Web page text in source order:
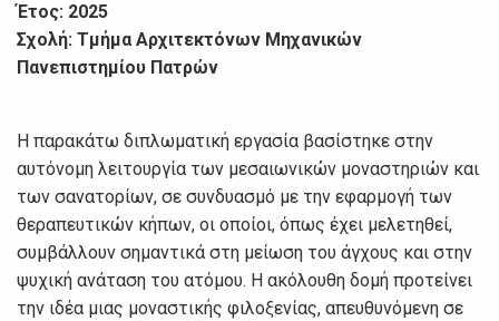
Έτος: 2025
Σχολή: Τμήμα Αρχιτεκτόνων Μηχανικών
Πανεπιστημίου Πατρών
Η παρακάτω διπλωματική εργασία βασίστηκε στην
αυτόνομη λειτουργία των μεσαιωνικών μοναστηριών και
των σανατορίων, σε συνδυασμό με την εφαρμογή των
θεραπευτικών κήπων, οι οποίοι, όπως έχει μελετηθεί,
συμβάλλουν σημαντικά στη μείωση του άγχους και στην
ψυχική ανάταση του ατόμου. Η ακόλουθη δομή προτείνει
την ιδέα μιας μοναστικής φιλοξενίας, απευθυνόμενη σε